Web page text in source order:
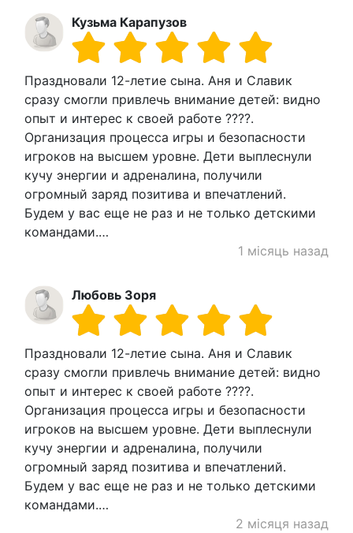
Кузьма Карапузов
Праздновали 12-летие сына. Аня и Славик
сразу смогли привлечь внимание детей: видно
опыт и интерес к своей работе ????.
Организация процесса игры и безопасности
игроков на высшем уровне. Дети выплеснули
кучу энергии и адреналина, получили
огромный заряд позитива и впечатлений.
Будем у вас еще не раз и не только детскими
командами.…
1 місяць назад
Любовь Зоря
Праздновали 12-летие сына. Аня и Славик
сразу смогли привлечь внимание детей: видно
опыт и интерес к своей работе ????.
Организация процесса игры и безопасности
игроков на высшем уровне. Дети выплеснули
кучу энергии и адреналина, получили
огромный заряд позитива и впечатлений.
Будем у вас еще не раз и не только детскими
командами.…
2 місяця назад